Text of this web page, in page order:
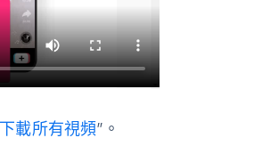
載所有視頻”。